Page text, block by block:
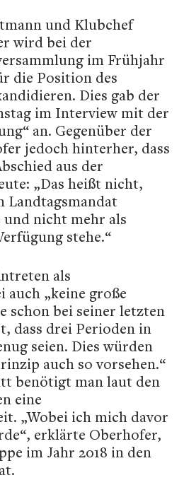
und Klubchef
wird bei der
im Frühjahr
die Position des
Dies gab der
im Interview mit der
an. Gegenüber der
jedoch hinterher, dass
aus der
„Das heißt nicht,
Landtagsmandat
und nicht mehr als
stehe.“
als
auch „keine große
schon bei seiner letzten
dass drei Perioden in
seien. Dies würden
auch so vorsehen.“
benötigt man laut den
eine
„Wobei ich mich davor
erklärte Oberhofer,
im Jahr 2018 in den